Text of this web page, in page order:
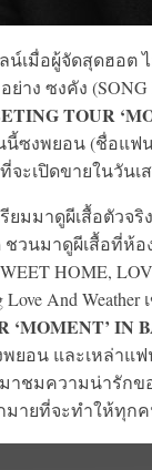
น์เมื่อผู้จัดสุดฮอต
าง ซงคัง
TOUR
ซงพยอน (ชื่อแฟ
จะเปิดขายในวันเ
ยมมาดูผีเสื้อตัวจ
ชวนมาดูผีเสื้อที่ห้อ
HOME,
Love And
‘MOMENT’ IN
ยอน และเหล่าแฟ
มาชมความน่ารัก
มายที่จะทำให้ทุก